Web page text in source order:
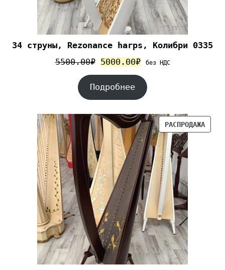
34 струны, Rezonance harps, Колибри 0335
5500.00₽ 5000.00₽ без НДС
Подробнее
РАСПРОДАЖА